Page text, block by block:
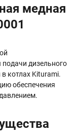
медная
дизельного
котлах Kiturami.
обеспечения